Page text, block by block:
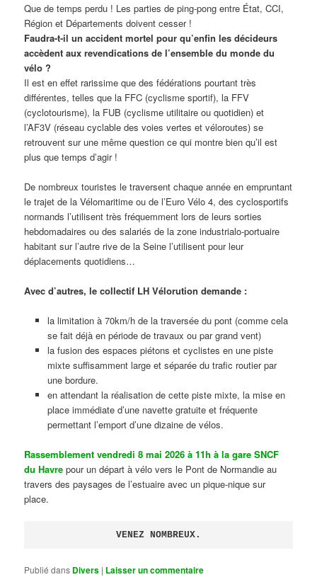
Que de temps perdu ! Les parties de ping-pong entre État, CCI,
Région et Départements doivent cesser !
Faudra-t-il un accident mortel pour qu’enfin les décideurs
accèdent aux revendications de l’ensemble du monde du
vélo ?
Il est en effet rarissime que des fédérations pourtant très
différentes, telles que la FFC (cyclisme sportif), la FFV
(cyclotourisme), la FUB (cyclisme utilitaire ou quotidien) et
l’AF3V (réseau cyclable des voies vertes et véloroutes) se
retrouvent sur une même question ce qui montre bien qu’il est
plus que temps d’agir !
De nombreux touristes le traversent chaque année en empruntant
le trajet de la Vélomaritime ou de l’Euro Vélo 4, des cyclosportifs
normands l’utilisent très fréquemment lors de leurs sorties
hebdomadaires ou des salariés de la zone industrialo-portuaire
habitant sur l’autre rive de la Seine l’utilisent pour leur
déplacements quotidiens…
Avec d’autres, le collectif LH Vélorution demande :
la limitation à 70km/h de la traversée du pont (comme cela
se fait déjà en période de travaux ou par grand vent)
la fusion des espaces piétons et cyclistes en une piste
mixte suffisamment large et séparée du trafic routier par
une bordure.
en attendant la réalisation de cette piste mixte, la mise en
place immédiate d’une navette gratuite et fréquente
permettant l’emport d’une dizaine de vélos.
Rassemblement vendredi 8 mai 2026 à 11h à la gare SNCF
du Havre pour un départ à vélo vers le Pont de Normandie au
travers des paysages de l’estuaire avec un pique-nique sur
place.
VENEZ NOMBREUX.
Publié dans Divers | Laisser un commentaire